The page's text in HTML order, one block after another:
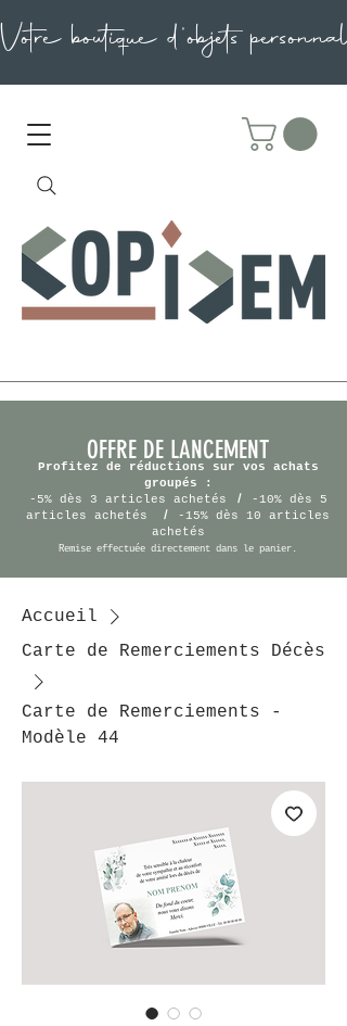
OFFRE DE LANCEMENT
Profitez de réductions sur vos achats
groupés :
-5% dès 3 articles achetés
/
-10% dès 5
articles achetés
/
-15% dès 10 articles
achetés
Remise effectuée directement dans le panier.
Accueil
Carte de Remerciements Décès
Carte de Remerciements -
Modèle 44